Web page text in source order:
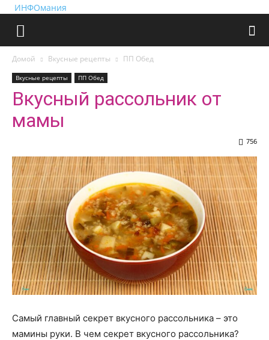
ИНФОмания
Домой Вкусные рецепты ПП Обед
Вкусные рецепты ПП Обед
Вкусный рассольник от
мамы
756
Самый главный секрет вкусного рассольника – это
мамины руки. В чем секрет вкусного рассольника?